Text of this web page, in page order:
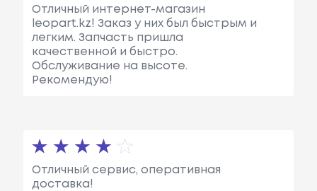
Отличный интернет-магазин
leopart.kz! Заказ у них был быстрым и
легким. Запчасть пришла
качественной и быстро.
Обслуживание на высоте.
Рекомендую!
Отличный сервис, оперативная
доставка!